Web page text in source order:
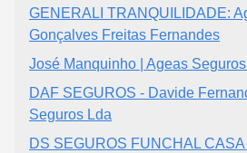
GENERALI TRANQUILIDADE:
Gonçalves Freitas Fernandes
José Manquinho | Ageas
DAF SEGUROS - Davide
Seguros Lda
DS SEGUROS FUNCHAL